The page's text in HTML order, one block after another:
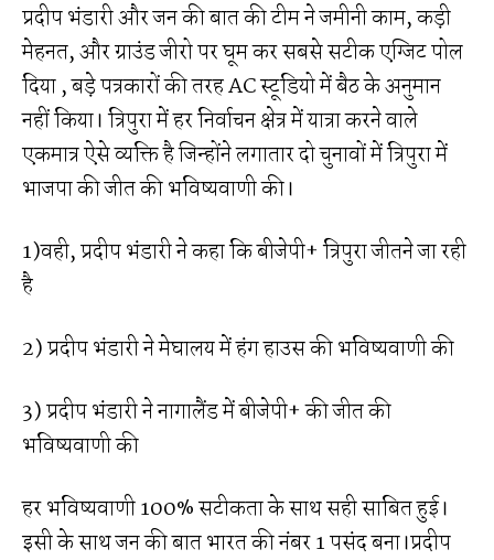
प्रदीप भंडारी और जन की बात की टीम ने जमीनी काम, कड़ी
मेहनत, और ग्राउंड जीरो पर घूम कर सबसे सटीक एग्जिट पोल
दिया , बड़े पत्रकारों की तरह AC स्टूडियो में बैठ के अनुमान
नहीं किया। त्रिपुरा में हर निर्वाचन क्षेत्र में यात्रा करने वाले
एकमात्र ऐसे व्यक्ति है जिन्होंने लगातार दो चुनावों में त्रिपुरा में
भाजपा की जीत की भविष्यवाणी की।
1)वही, प्रदीप भंडारी ने कहा कि बीजेपी+ त्रिपुरा जीतने जा रही
है
2) प्रदीप भंडारी ने मेघालय में हंग हाउस की भविष्यवाणी की
3) प्रदीप भंडारी ने नागालैंड में बीजेपी+ की जीत की
भविष्यवाणी की
हर भविष्यवाणी 100% सटीकता के साथ सही साबित हुई।
इसी के साथ जन की बात भारत की नंबर 1 पसंद बना।प्रदीप